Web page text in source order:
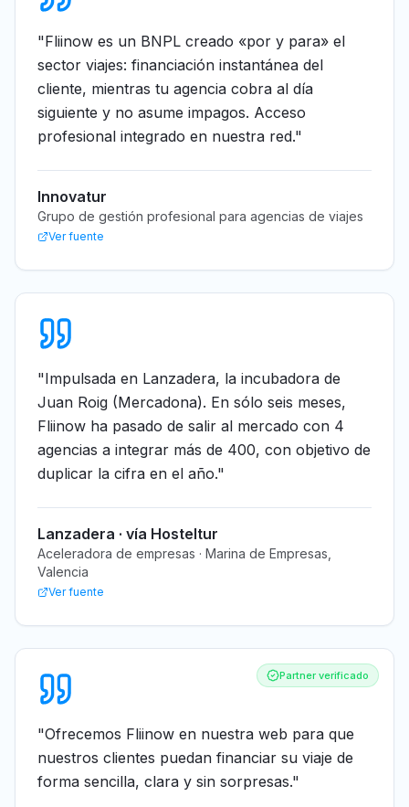
"Fliinow es un BNPL creado «por y para» el
sector viajes: financiación instantánea del
cliente, mientras tu agencia cobra al día
siguiente y no asume impagos. Acceso
profesional integrado en nuestra red."
Innovatur
Grupo de gestión profesional para agencias de viajes
Ver fuente
"Impulsada en Lanzadera, la incubadora de
Juan Roig (Mercadona). En sólo seis meses,
Fliinow ha pasado de salir al mercado con 4
agencias a integrar más de 400, con objetivo de
duplicar la cifra en el año."
Lanzadera · vía Hosteltur
Aceleradora de empresas · Marina de Empresas,
Valencia
Ver fuente
Partner verificado
"Ofrecemos Fliinow en nuestra web para que
nuestros clientes puedan financiar su viaje de
forma sencilla, clara y sin sorpresas."